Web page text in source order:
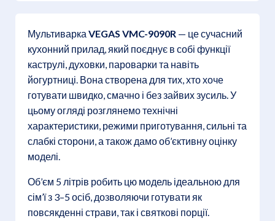
Мультиварка VEGAS VMC-9090R — це сучасний
кухонний прилад, який поєднує в собі функції
каструлі, духовки, пароварки та навіть
йогуртниці. Вона створена для тих, хто хоче
готувати швидко, смачно і без зайвих зусиль. У
цьому огляді розглянемо технічні
характеристики, режими приготування, сильні та
слабкі сторони, а також дамо об’єктивну оцінку
моделі.
Об’єм 5 літрів робить цю модель ідеальною для
сім’ї з 3–5 осіб, дозволяючи готувати як
повсякденні страви, так і святкові порції.